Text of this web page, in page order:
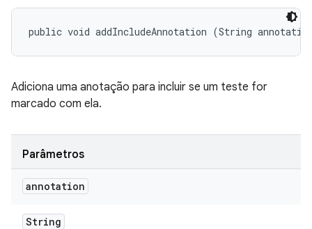
public void addIncludeAnnotation (String
Adiciona uma anotação para incluir se um teste for
marcado com ela.
Parâmetros
annotation
String